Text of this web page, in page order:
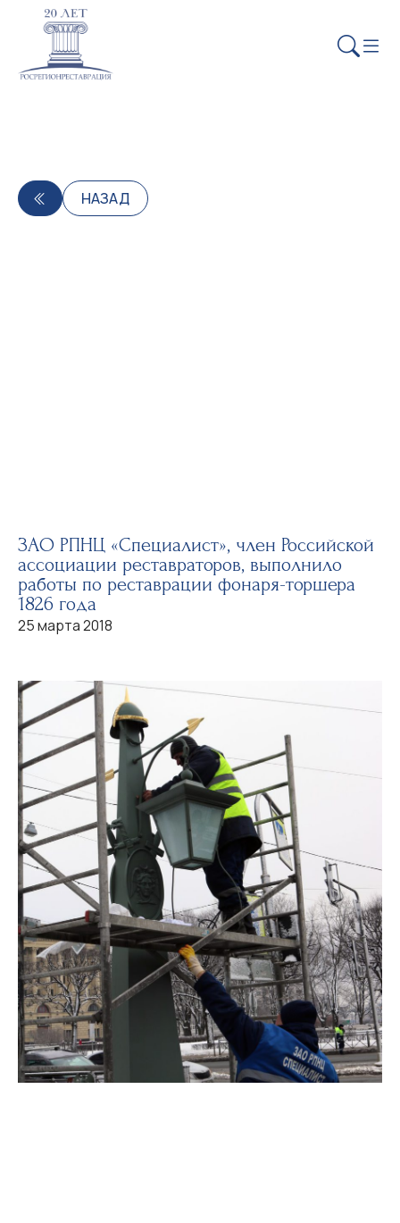
НАЗАД
ЗАО РПНЦ «Специалист», член Российской
ассоциации реставраторов, выполнило
работы по реставрации фонаря-торшера
1826 года
25 марта 2018